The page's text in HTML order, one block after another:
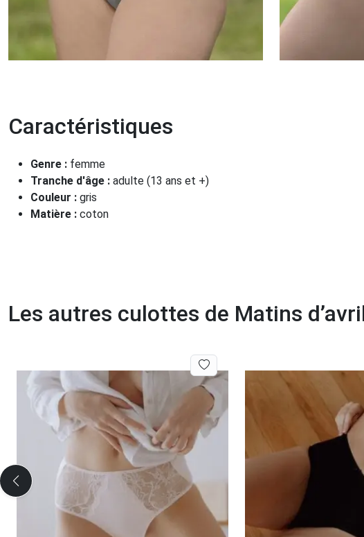
Caractéristiques
Genre : femme
Tranche d'âge : adulte (13 ans et +)
Couleur : gris
Matière : coton
Les autres culottes de Matins